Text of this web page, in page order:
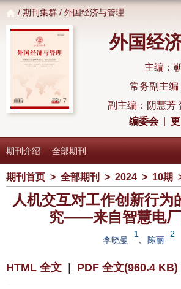
/ 期刊集群 / 外国经济与管理
外国经
主编：
常务副主编
副主编：阴慧芳
编委会|
期刊介绍 全部期刊
期刊首页 > 全部期刊 > 2024 > 10期
人机交互对工作创新行为
究——来自智慧电
李晓曼
1
陈丽
2
HTML 全文 PDF 全文(960.4 KB)